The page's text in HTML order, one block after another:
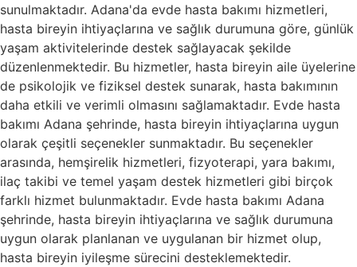
sunulmaktadır. Adana'da evde hasta bakımı hizmetleri,
hasta bireyin ihtiyaçlarına ve sağlık durumuna göre, günlük
yaşam aktivitelerinde destek sağlayacak şekilde
düzenlenmektedir. Bu hizmetler, hasta bireyin aile üyelerine
de psikolojik ve fiziksel destek sunarak, hasta bakımının
daha etkili ve verimli olmasını sağlamaktadır. Evde hasta
bakımı Adana şehrinde, hasta bireyin ihtiyaçlarına uygun
olarak çeşitli seçenekler sunmaktadır. Bu seçenekler
arasında, hemşirelik hizmetleri, fizyoterapi, yara bakımı,
ilaç takibi ve temel yaşam destek hizmetleri gibi birçok
farklı hizmet bulunmaktadır. Evde hasta bakımı Adana
şehrinde, hasta bireyin ihtiyaçlarına ve sağlık durumuna
uygun olarak planlanan ve uygulanan bir hizmet olup,
hasta bireyin iyileşme sürecini desteklemektedir.